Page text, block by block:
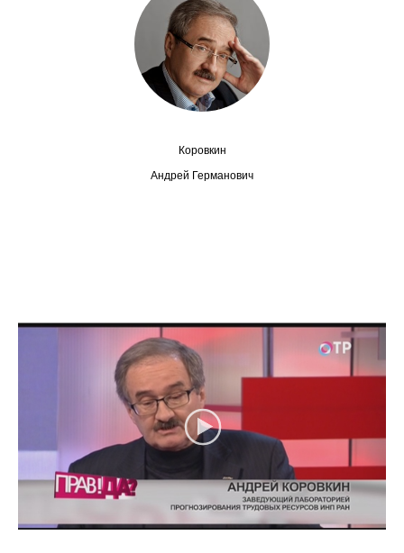
Сотрудники
Отчетность
Противодействие коррупции
Материалы для СМИ
О журнале
Номера журналов
Редакционная этика
Информация для авторов
Коровкин
Андрей Германович